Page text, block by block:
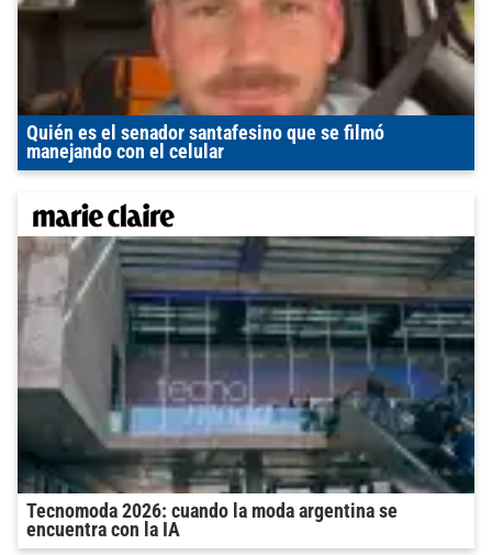
Quién es el senador santafesino que se filmó
manejando con el celular
Tecnomoda 2026: cuando la moda argentina se
encuentra con la IA